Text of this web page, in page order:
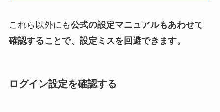
これら以外にも公式の設定マニュアルもあわせて
確認することで、設定ミスを回避できます。
ログイン設定を確認する